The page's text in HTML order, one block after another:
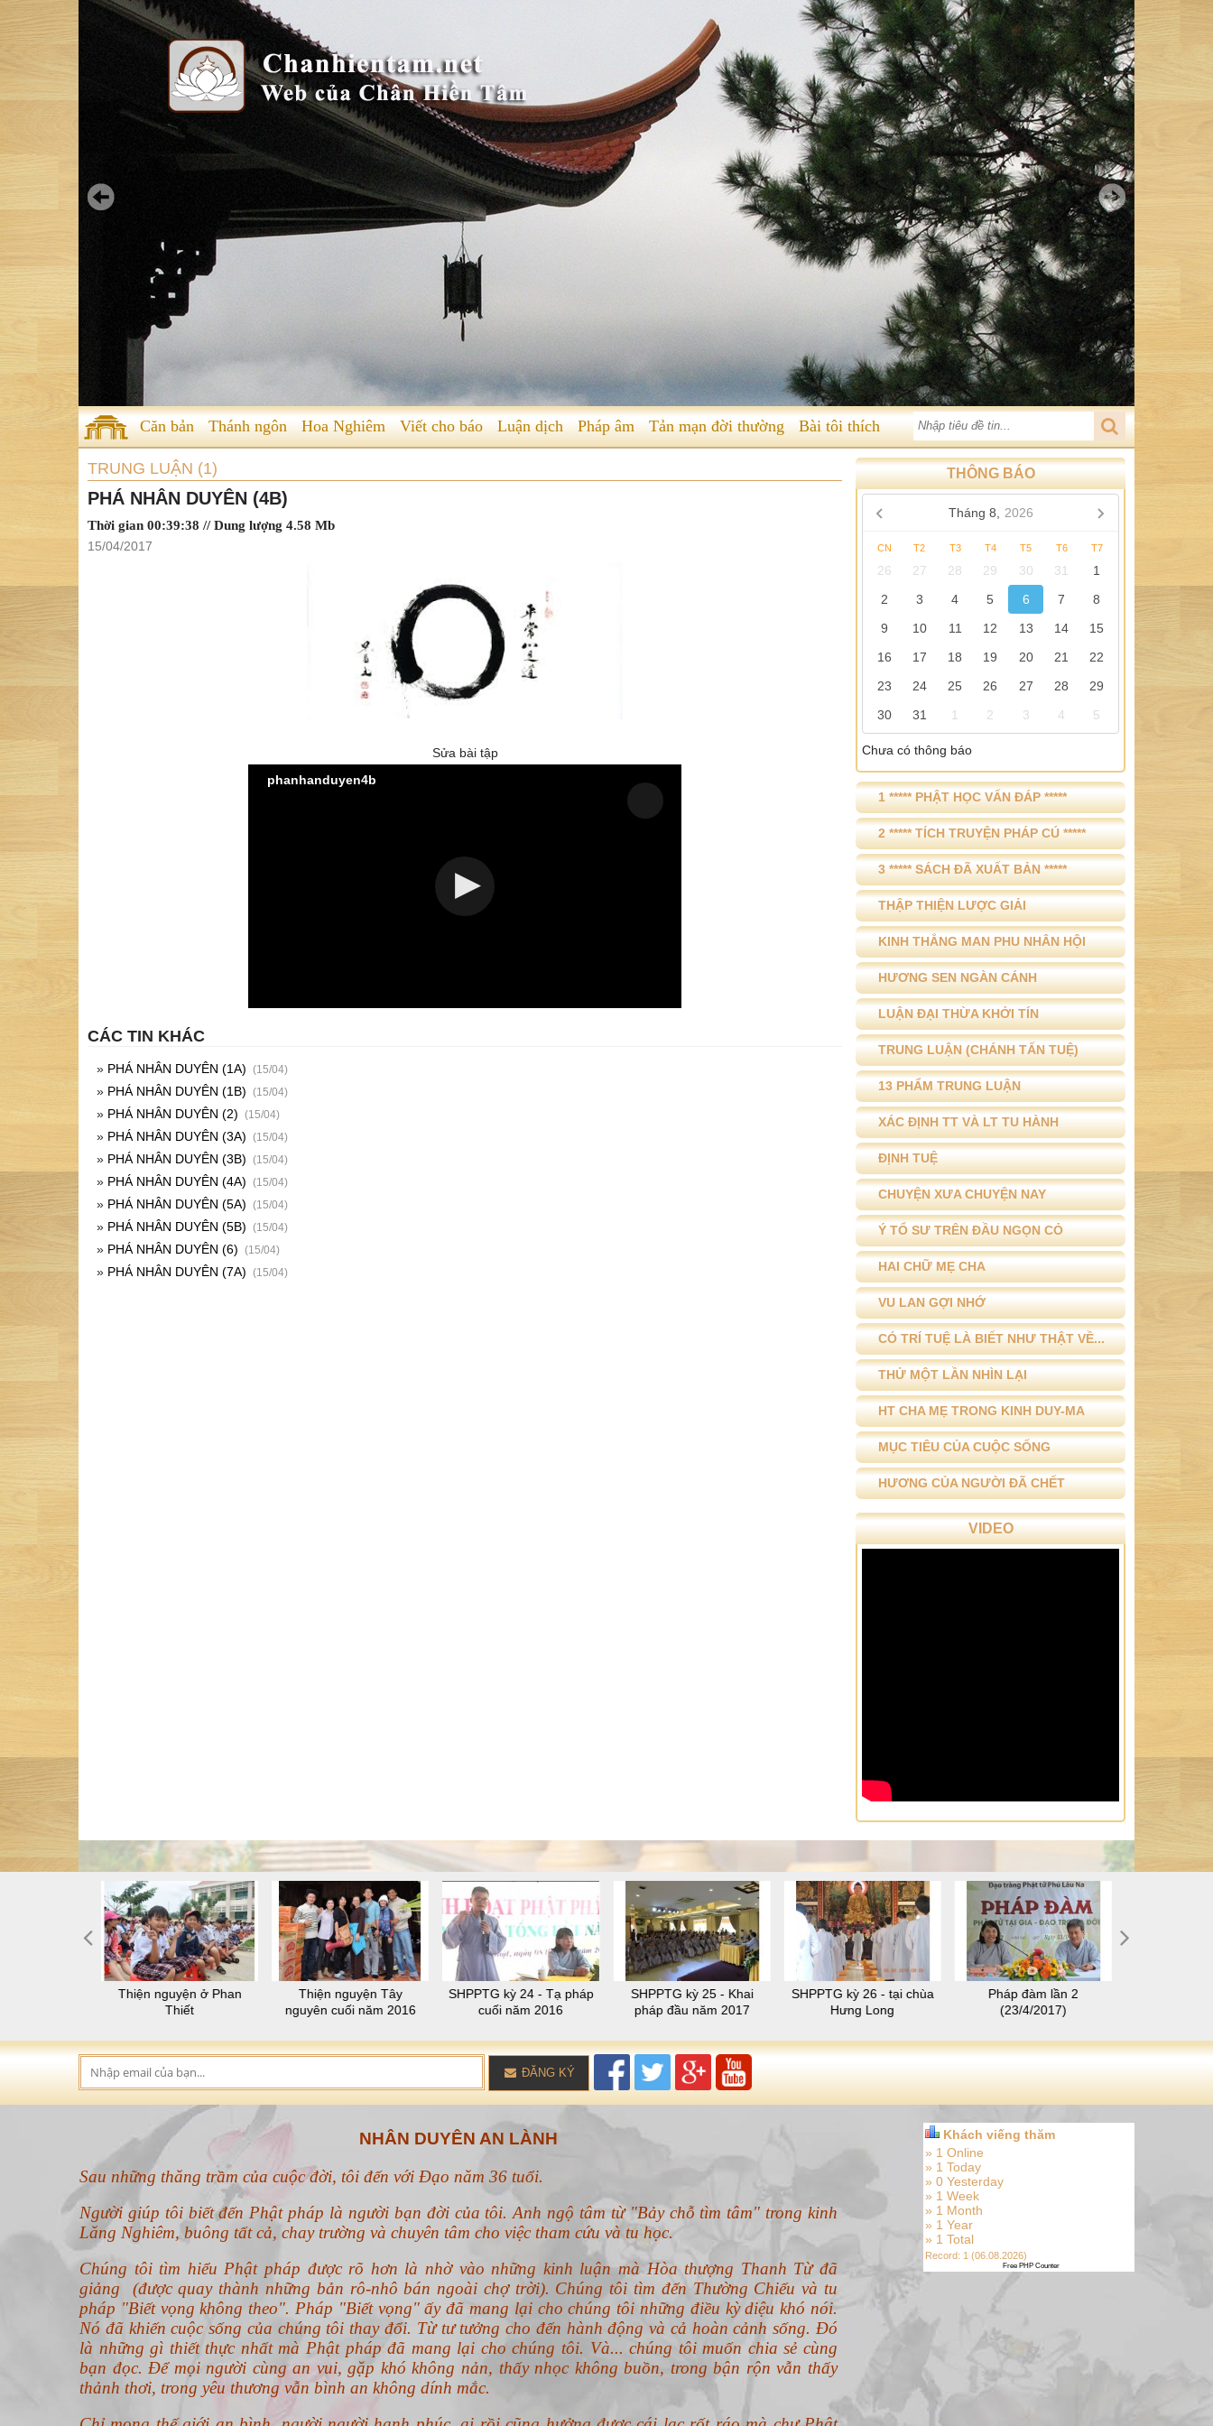
Căn bản Thánh ngôn Hoa Nghiêm Viết cho báo Luận dịch Pháp âm Tản mạn đời thường Bài tôi thích
TRUNG LUẬN (1)
PHÁ NHÂN DUYÊN (4B)
Thời gian 00:39:38 // Dung lượng 4.58 Mb
15/04/2017
Sửa bài tập
phanhanduyen4b
CÁC TIN KHÁC
» PHÁ NHÂN DUYÊN (1A) (15/04)
» PHÁ NHÂN DUYÊN (1B) (15/04)
» PHÁ NHÂN DUYÊN (2) (15/04)
» PHÁ NHÂN DUYÊN (3A) (15/04)
» PHÁ NHÂN DUYÊN (3B) (15/04)
» PHÁ NHÂN DUYÊN (4A) (15/04)
» PHÁ NHÂN DUYÊN (5A) (15/04)
» PHÁ NHÂN DUYÊN (5B) (15/04)
» PHÁ NHÂN DUYÊN (6) (15/04)
» PHÁ NHÂN DUYÊN (7A) (15/04)
THÔNG BÁO
Tháng 8, 2026
CN T2 T3 T4 T5 T6 T7
26 27 28 29 30 31
1
2
3 4 5 6 7
8
9
10 11 12 13 14
15
16
17 18 19 20 21
22
23
24 25 26 27 28
29
30
31 1 2 3 4 5
Chưa có thông báo
1 ***** PHẬT HỌC VẤN ĐÁP *****
2 ***** TÍCH TRUYỆN PHÁP CÚ *****
3 ***** SÁCH ĐÃ XUẤT BẢN *****
THẬP THIỆN LƯỢC GIẢI
KINH THẮNG MAN PHU NHÂN HỘI
HƯƠNG SEN NGÀN CÁNH
LUẬN ĐẠI THỪA KHỞI TÍN
TRUNG LUẬN (CHÁNH TẤN TUỆ)
13 PHẨM TRUNG LUẬN
XÁC ĐỊNH TT VÀ LT TU HÀNH
ĐỊNH TUỆ
CHUYỆN XƯA CHUYỆN NAY
Ý TỔ SƯ TRÊN ĐẦU NGỌN CỎ
HAI CHỮ MẸ CHA
VU LAN GỢI NHỚ
CÓ TRÍ TUỆ LÀ BIẾT NHƯ THẬT VỀ...
THỬ MỘT LẦN NHÌN LẠI
HT CHA MẸ TRONG KINH DUY-MA
MỤC TIÊU CỦA CUỘC SỐNG
HƯƠNG CỦA NGƯỜI ĐÃ CHẾT
VIDEO
Thiện nguyện ở Phan
Thiết
Thiện nguyện Tây
nguyên cuối năm 2016
SHPPTG kỳ 24 - Tạ pháp
cuối năm 2016
SHPPTG kỳ 25 - Khai
pháp đầu năm 2017
SHPPTG kỳ 26 - tại chùa
Hưng Long
Pháp đàm lần 2
(23/4/2017)
ĐĂNG KÝ
NHÂN DUYÊN AN LÀNH
Sau những thăng trầm của cuộc đời, tôi đến với Đạo năm 36 tuổi.
Người giúp tôi biết đến Phật pháp là người bạn đời của tôi. Anh ngộ tâm từ "Bảy chỗ tìm tâm" trong kinh
Lăng Nghiêm, buông tất cả, chay trường và chuyên tâm cho việc tham cứu và tu học.
Chúng tôi tìm hiểu Phật pháp được rõ hơn là nhờ vào những kinh luận mà Hòa thượng Thanh Từ đã
giảng (được quay thành những bản rô-nhô bán ngoài chợ trời). Chúng tôi tìm đến Thường Chiếu và tu
pháp "Biết vọng không theo". Pháp "Biết vọng" ấy đã mang lại cho chúng tôi những điều kỳ diệu khó nói.
Nó đã khiến cuộc sống của chúng tôi thay đổi. Từ tư tưởng cho đến hành động và cả hoàn cảnh sống. Đó
là những gì thiết thực nhất mà Phật pháp đã mang lại cho chúng tôi. Và... chúng tôi muốn chia sẻ cùng
bạn đọc. Để mọi người cùng an vui, gặp khó không nản, thấy nhọc không buồn, trong bận rộn vẫn thấy
thảnh thơi, trong yêu thương vẫn bình an không dính mắc.
Khách viếng thăm
» 1 Online
» 1 Today
» 0 Yesterday
» 1 Week
» 1 Month
» 1 Year
» 1 Total
Record: 1 (06.08.2026)
Free PHP Counter